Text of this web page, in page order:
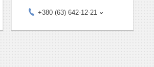
+380 (63) 642-12-21